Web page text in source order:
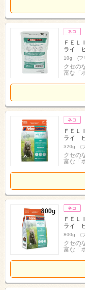
ＦＥＬ
ライ
10g (フ
クセの
富な「
ＦＥＬ
ライ
320g (フ
クセの
富な「
ＦＥＬ
ライ
800g (フ
クセの
富な「